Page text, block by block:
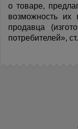
о товаре,
возможность их
продавца
потребителей»,